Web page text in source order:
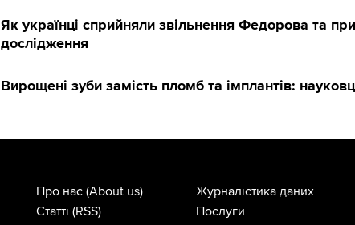
Як українці сприйняли звільнення Федорова та
дослідження
Вирощені зуби замість пломб та імплантів:
Про нас (About us)
Статті (RSS)
Журналістика даних
Послуги